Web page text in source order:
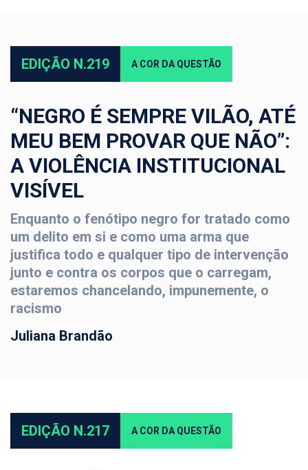
EDIÇÃO N.219 A COR DA QUESTÃO
“NEGRO É SEMPRE VILÃO, ATÉ
MEU BEM PROVAR QUE NÃO”:
A VIOLÊNCIA INSTITUCIONAL
VISÍVEL
Enquanto o fenótipo negro for tratado como
um delito em si e como uma arma que
justifica todo e qualquer tipo de intervenção
junto e contra os corpos que o carregam,
estaremos chancelando, impunemente, o
racismo
Juliana Brandão
EDIÇÃO N.217 A COR DA QUESTÃO